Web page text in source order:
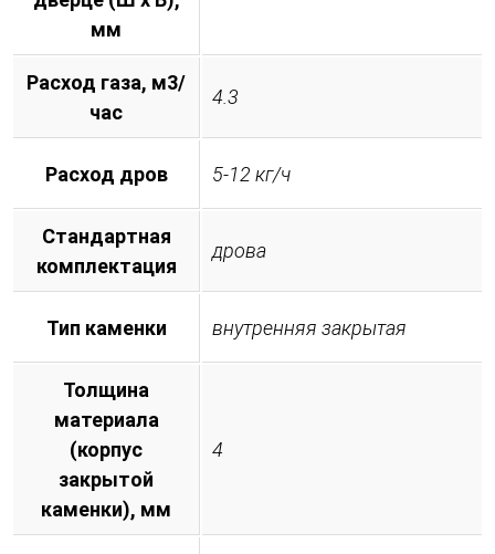
мм
Расход газа, м3/
час
4.3
Расход дров 5-12 кг/ч
Стандартная
комплектация
дрова
Тип каменки внутренняя закрытая
Толщина
материала
(корпус
закрытой
каменки), мм
4